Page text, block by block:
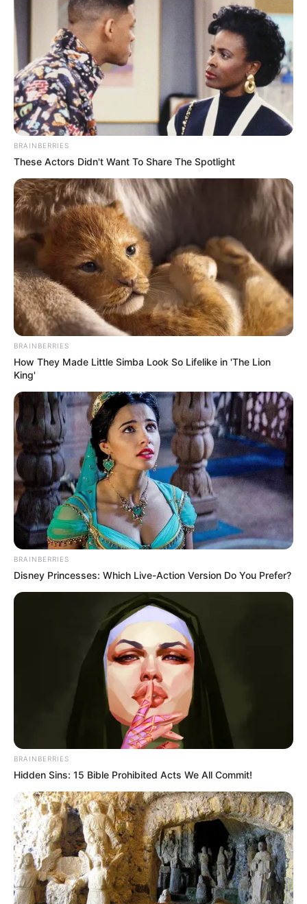
BRAINBERRIES
These Actors Didn't Want To Share The Spotlight
BRAINBERRIES
How They Made Little Simba Look So Lifelike in 'The Lion
King'
BRAINBERRIES
Disney Princesses: Which Live-Action Version Do You Prefer?
BRAINBERRIES
Hidden Sins: 15 Bible Prohibited Acts We All Commit!